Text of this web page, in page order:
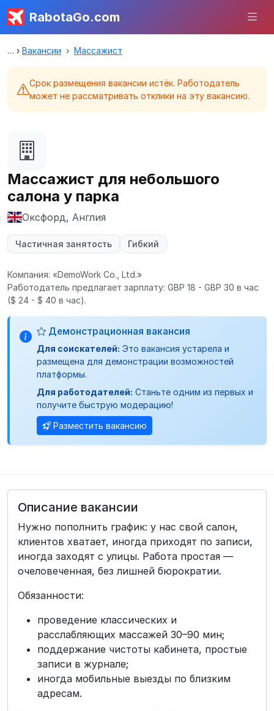
RabotaGo.com
Вакансии Массажист
Срок размещения вакансии истёк. Работодатель
может не рассматривать отклики на эту вакансию.
Массажист для небольшого
салона у парка
Оксфорд, Англия
Частичная занятость Гибкий
Компания: «DemoWork Co., Ltd.»
Работодатель предлагает зарплату: GBP 18 - GBP 30 в час
($ 24 - $ 40 в час).
Демонстрационная вакансия
Для соискателей: Это вакансия устарела и
размещена для демонстрации возможностей
платформы.
Для работодателей: Станьте одним из первых и
получите быструю модерацию!
Разместить вакансию
Описание вакансии
Нужно пополнить график: у нас свой салон,
клиентов хватает, иногда приходят по записи,
иногда заходят с улицы. Работа простая —
очеловеченная, без лишней бюрократии.
Обязанности:
проведение классических и
расслабляющих массажей 30–90 мин;
поддержание чистоты кабинета, простые
записи в журнале;
иногда мобильные выезды по близким
адресам.